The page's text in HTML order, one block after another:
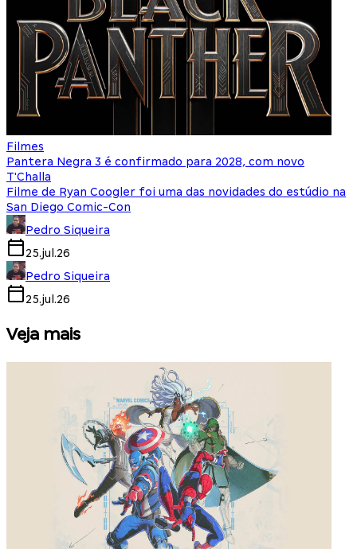
Filmes
Pantera Negra 3 é confirmado para 2028, com novo
T'Challa
Filme de Ryan Coogler foi uma das novidades do estúdio na
San Diego Comic-Con
Pedro Siqueira
25.jul.26
Pedro Siqueira
25.jul.26
Veja mais